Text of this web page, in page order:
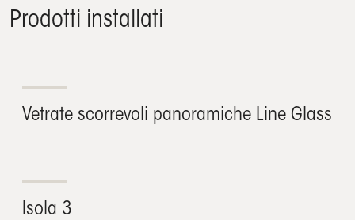
Prodotti installati
Vetrate scorrevoli panoramiche Line Glass
Isola 3